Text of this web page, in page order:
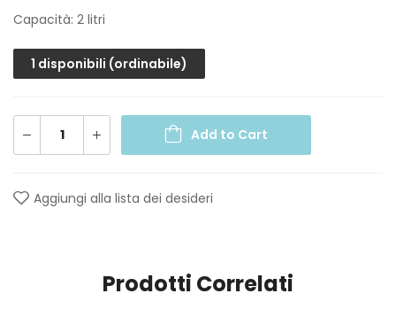
Capacità: 2 litri
1 disponibili (ordinabile)
Add to Cart
Aggiungi alla lista dei desideri
Prodotti Correlati